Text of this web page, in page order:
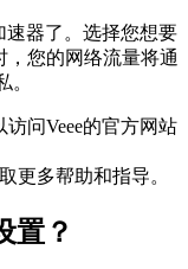
速器了。选择您想要
您的网络流量将通
。
问Veee的官方网站
更多帮助和指导。
置？